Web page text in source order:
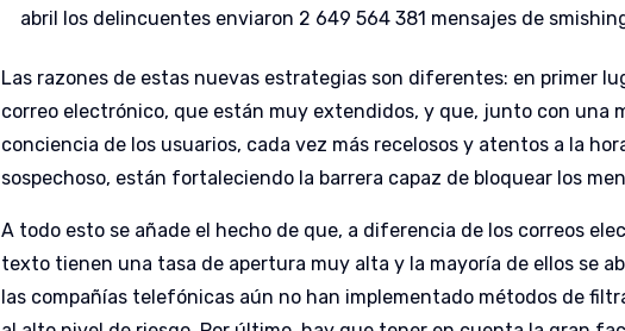
abril los delincuentes enviaron 2 649 564 381 mensajes de
Las razones de estas nuevas estrategias son diferentes: en primer
correo electrónico, que están muy extendidos, y que, junto con una
conciencia de los usuarios, cada vez más recelosos y atentos a la
sospechoso, están fortaleciendo la barrera capaz de bloquear los
A todo esto se añade el hecho de que, a diferencia de los correos
texto tienen una tasa de apertura muy alta y la mayoría de ellos se
las compañías telefónicas aún no han implementado métodos de